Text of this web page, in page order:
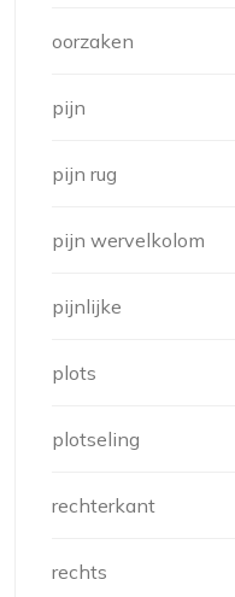
oorzaken
pijn
pijn rug
pijn wervelkolom
pijnlijke
plots
plotseling
rechterkant
rechts